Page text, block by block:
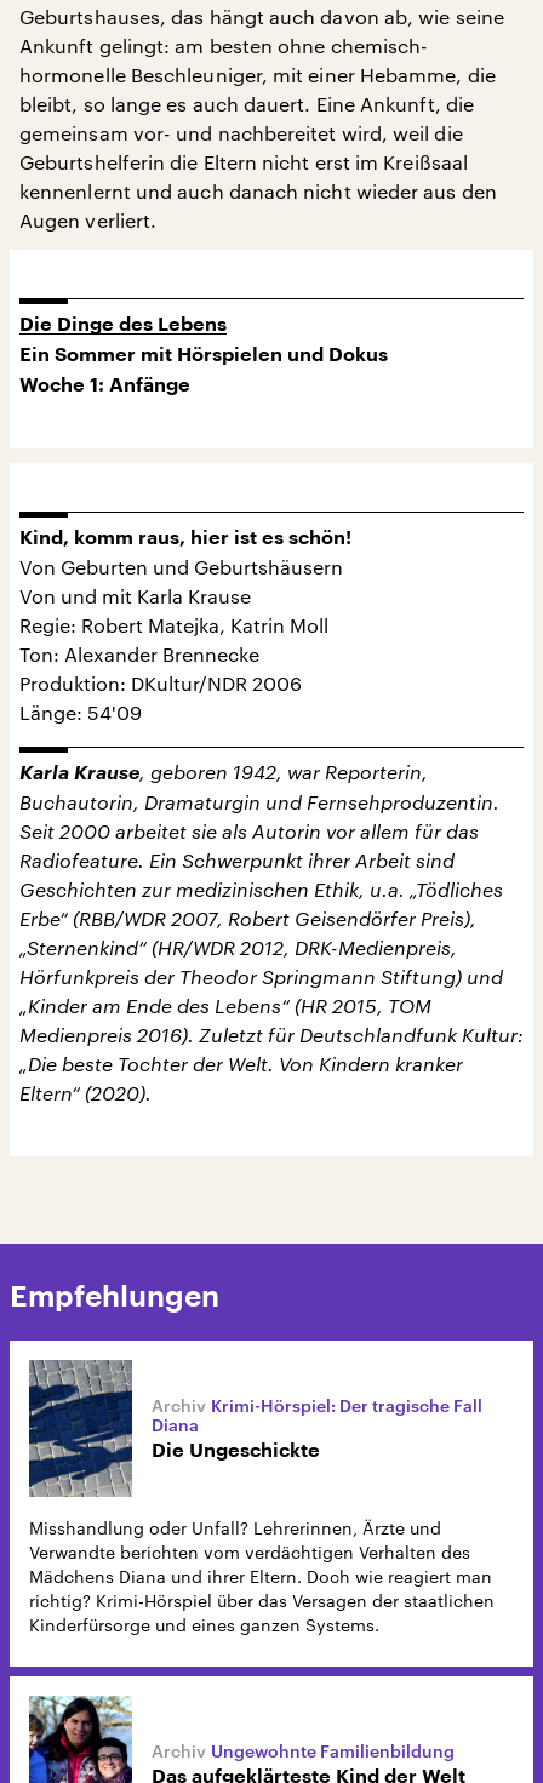
Geburtshauses, das hängt auch davon ab, wie seine
Ankunft gelingt: am besten ohne chemisch-
hormonelle Beschleuniger, mit einer Hebamme, die
bleibt, so lange es auch dauert. Eine Ankunft, die
gemeinsam vor- und nachbereitet wird, weil die
Geburtshelferin die Eltern nicht erst im Kreißsaal
kennenlernt und auch danach nicht wieder aus den
Augen verliert.
Die Dinge des Lebens
Ein Sommer mit Hörspielen und Dokus
Woche 1: Anfänge
Kind, komm raus, hier ist es schön!
Von Geburten und Geburtshäusern
Von und mit Karla Krause
Regie: Robert Matejka, Katrin Moll
Ton: Alexander Brennecke
Produktion: DKultur/NDR 2006
Länge: 54'09
Karla Krause, geboren 1942, war Reporterin,
Buchautorin, Dramaturgin und Fernsehproduzentin.
Seit 2000 arbeitet sie als Autorin vor allem für das
Radiofeature. Ein Schwerpunkt ihrer Arbeit sind
Geschichten zur medizinischen Ethik, u.a. „Tödliches
Erbe“ (RBB/WDR 2007, Robert Geisendörfer Preis),
„Sternenkind“ (HR/WDR 2012, DRK-Medienpreis,
Hörfunkpreis der Theodor Springmann Stiftung) und
„Kinder am Ende des Lebens“ (HR 2015, TOM
Medienpreis 2016). Zuletzt für Deutschlandfunk Kultur:
„Die beste Tochter der Welt. Von Kindern kranker
Eltern“ (2020).
Empfehlungen
Krimi-Hörspiel: Der tragische Fall
Diana
Die Ungeschickte
Misshandlung oder Unfall? Lehrerinnen, Ärzte und
Verwandte berichten vom verdächtigen Verhalten des
Mädchens Diana und ihrer Eltern. Doch wie reagiert man
richtig? Krimi-Hörspiel über das Versagen der staatlichen
Kinderfürsorge und eines ganzen Systems.
Ungewohnte Familienbildung
Das aufgeklärteste Kind der Welt